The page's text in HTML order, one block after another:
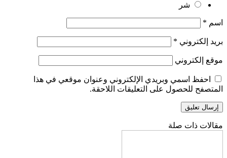
شر
اسم *
بريد إلكتروني *
موقع إلكتروني
احفظ اسمي وبريدي الإلكتروني وعنوان موقعي في هذا
المتصفح للحصول على التعليقات اللاحقة.
مقالات ذات صلة